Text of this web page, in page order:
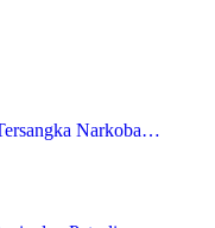
Narkoba…